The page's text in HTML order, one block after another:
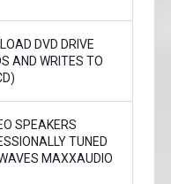
DVD DRIVE
AND WRITES TO
SPEAKERS
TUNED
MAXXAUDIO